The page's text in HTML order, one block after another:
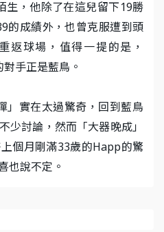
生，他除了在這兒留下19勝
的成績外，也曾克服遭到頭
返球場，值得一提的是，
手正是藍鳥。
」實在太過驚奇，回到藍鳥
少討論，然而「大器晚成」
個月剛滿33歲的Happ的驚
也說不定。